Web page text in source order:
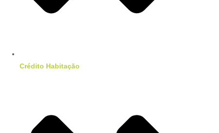
Crédito Habitação